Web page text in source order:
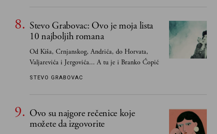
Stevo Grabovac: Ovo je moja lista
10 najboljih romana
Od Kiša, Crnjanskog, Andrića, do Horvata,
Valjarevića i Jergovića... A tu je i Branko Ćopić
STEVO GRABOVAC
Ovo su najgore rečenice koje
možete da izgovorite